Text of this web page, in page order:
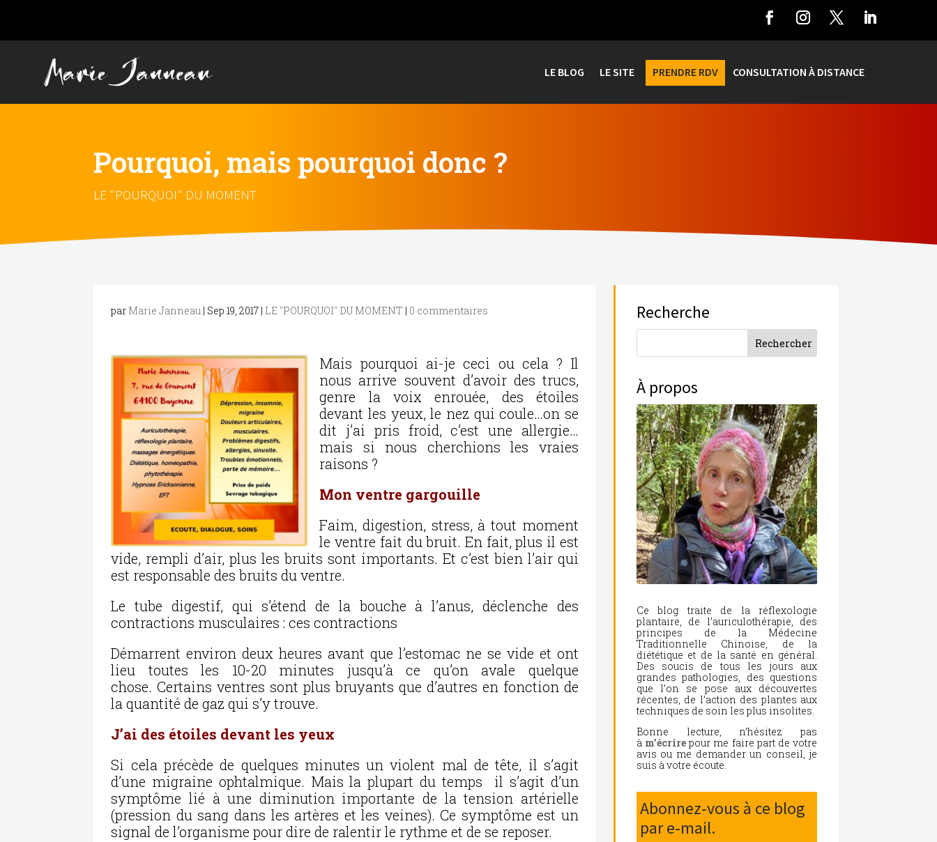
LE BLOG LE SITE PRENDRE RDV CONSULTATION À DISTANCE
Pourquoi, mais pourquoi donc ?
LE "POURQUOI" DU MOMENT
par Marie Janneau | Sep 19, 2017 | LE "POURQUOI" DU MOMENT | 0 commentaires
Mais pourquoi ai-je ceci ou cela ? Il
nous arrive souvent d’avoir des trucs,
genre la voix enrouée, des étoiles
devant les yeux, le nez qui coule…on se
dit j’ai pris froid, c’est une allergie…
mais si nous cherchions les vraies
raisons ?
Mon ventre gargouille
Faim, digestion, stress, à tout moment
le ventre fait du bruit. En fait, plus il est
vide, rempli d’air, plus les bruits sont importants. Et c’est bien l’air qui
est responsable des bruits du ventre.
Le tube digestif, qui s’étend de la bouche à l’anus, déclenche des
contractions musculaires : ces contractions
Démarrent environ deux heures avant que l’estomac ne se vide et ont
lieu toutes les 10-20 minutes jusqu’à ce qu’on avale quelque
chose. Certains ventres sont plus bruyants que d’autres en fonction de
la quantité de gaz qui s’y trouve.
J’ai des étoiles devant les yeux
Si cela précède de quelques minutes un violent mal de tête, il s’agit
d’une migraine ophtalmique. Mais la plupart du temps il s’agit d’un
symptôme lié à une diminution importante de la tension artérielle
(pression du sang dans les artères et les veines). Ce symptôme est un
signal de l’organisme pour dire de ralentir le rythme et de se reposer.
Recherche
À propos
Ce blog traite de la réflexologie
plantaire, de l’auriculothérapie, des
principes de la Médecine
Traditionnelle Chinoise, de la
diététique et de la santé en général.
Des soucis de tous les jours aux
grandes pathologies, des questions
que l’on se pose aux découvertes
récentes, de l’action des plantes aux
techniques de soin les plus insolites.
Bonne lecture, n’hésitez pas
à m’écrire pour me faire part de votre
avis ou me demander un conseil, je
suis à votre écoute.
Abonnez-vous à ce blog
par e-mail.